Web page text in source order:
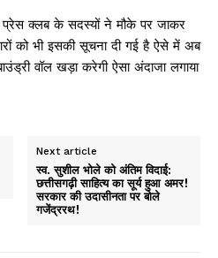
प्रेस क्लब के सदस्यों ने मौके पर जाकर
को भी इसकी सूचना दी गई है ऐसे में अब
वॉल खड़ा करेगी ऐसा अंदाजा लगाया
Next article
स्व. सुशील भोले को अंतिम विदाई:
छत्तीसगढ़ी साहित्य का सूर्य हुआ अमर!
सरकार की उदासीनता पर बोले
गजेंद्ररथ!